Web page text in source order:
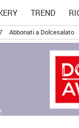
TREND
Abbonati a Dolcesalato